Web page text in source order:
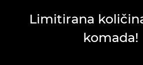
Limitirana
komada!